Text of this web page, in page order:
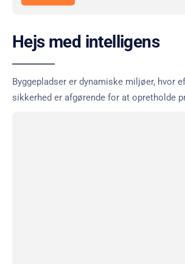
Hejs med intelligens
Byggepladser er dynamiske miljøer, hvor
sikkerhed er afgørende for at opretholde